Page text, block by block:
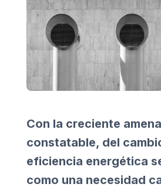
Con la creciente
constatable, del
eficiencia energética
como una necesidad